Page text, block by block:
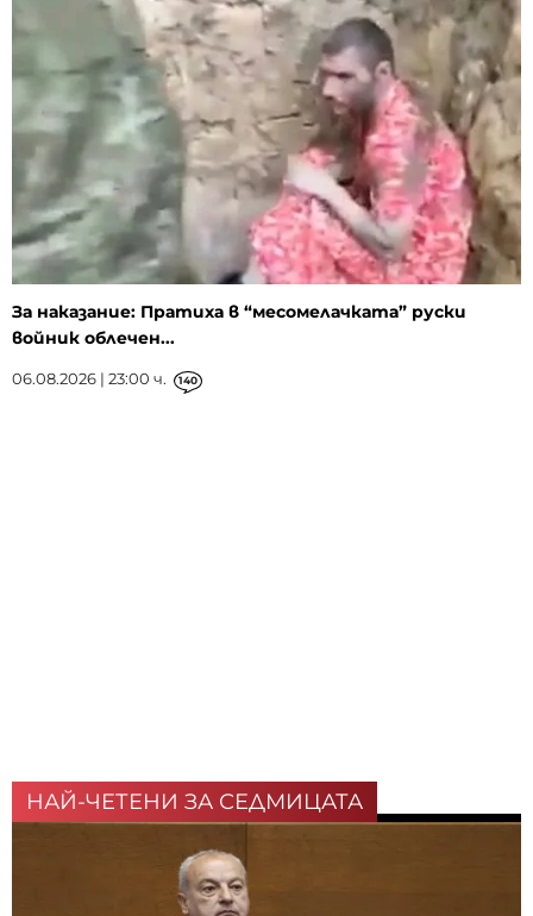
За наказание: Пратиха в “месомелачката” руски
войник облечен...
06.08.2026 | 23:00 ч. 140
НАЙ-ЧЕТЕНИ ЗА СЕДМИЦАТА